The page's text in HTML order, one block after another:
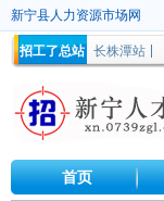
新宁县人力资源市场网
招工了总站 长株潭站
首页